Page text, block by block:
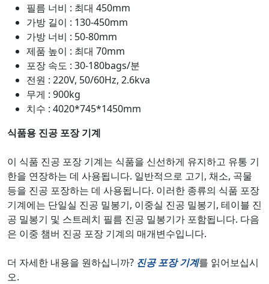
필름 너비 : 최대 450mm
가방 길이 : 130-450mm
가방 너비 : 50-80mm
제품 높이 : 최대 70mm
포장 속도 : 30-180bags/분
전원 : 220V, 50/60Hz, 2.6kva
무게 : 900kg
치수 : 4020*745*1450mm
식품용 진공 포장 기계
이 식품 진공 포장 기계는 식품을 신선하게 유지하고 유통 기
한을 연장하는 데 사용됩니다. 일반적으로 고기, 채소, 곡물
등을 진공 포장하는 데 사용됩니다. 이러한 종류의 식품 포장
기계에는 단일실 진공 밀봉기, 이중실 진공 밀봉기, 테이블 진
공 밀봉기 및 스트레치 필름 진공 밀봉기가 포함됩니다. 다음
은 이중 챔버 진공 포장 기계의 매개변수입니다.
더 자세한 내용을 원하십니까? 진공 포장 기계를 읽어보십시
오.